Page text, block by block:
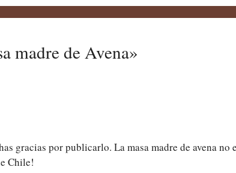
madre de Avena»
gracias por publicarlo. La masa madre de avena
Chile!